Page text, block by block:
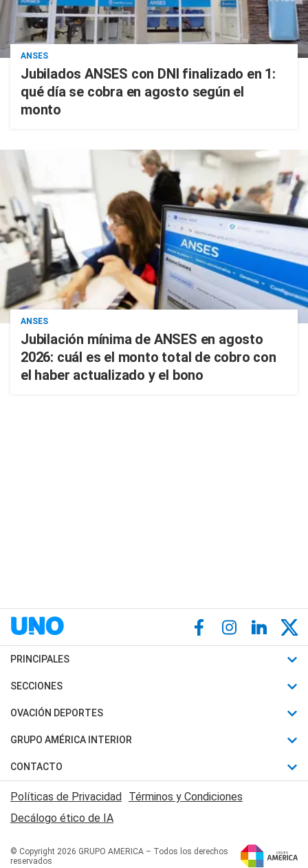
ANSES
Jubilados ANSES con DNI finalizado en 1:
qué día se cobra en agosto según el
monto
ANSES
Jubilación mínima de ANSES en agosto
2026: cuál es el monto total de cobro con
el haber actualizado y el bono
PRINCIPALES
Últimas Noticias
Política
Judiciales
Economia
SECCIONES
Horóscopo
Motores
Trucos caseros
Series y Películas
Edictos y Solicitadas
OVACIÓN DEPORTES
Fútbol
Mundial
Automovilismo
Rugby
Básquet
GRUPO AMÉRICA INTERIOR
Canal 7 en Vivo
San Juan 8
CONTACTO
Acerca de Nosotros
Contactanos
Políticas de Privacidad Términos y Condiciones
Decálogo ético de IA
© Copyright 2026 GRUPO AMERICA – Todos los derechos
reservados